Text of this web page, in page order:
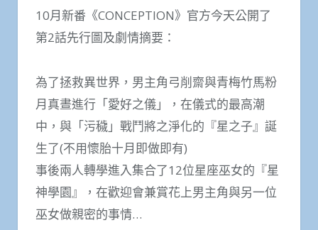
10月新番《CONCEPTION》官方今天公開了
第2話先行圖及劇情摘要：
為了拯救異世界，男主角弓削齋與青梅竹馬粉
月真晝進行「愛好之儀」，在儀式的最高潮
中，與「污穢」戰鬥將之淨化的『星之子』誕
生了(不用懷胎十月即做即有)
事後兩人轉學進入集合了12位星座巫女的『星
神學園』，在歡迎會兼賞花上男主角與另一位
巫女做親密的事情…